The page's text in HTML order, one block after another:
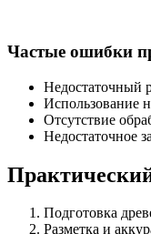
Частые ошибки
Недостаточный
Использование
Отсутствие
Недостаточное
Подготовка
Разметка и